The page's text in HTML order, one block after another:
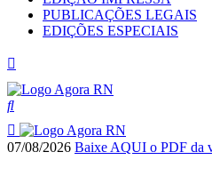
PUBLICAÇÕES LEGAIS
EDIÇÕES ESPECIAIS
07/08/2026 Baixe AQUI o PDF da